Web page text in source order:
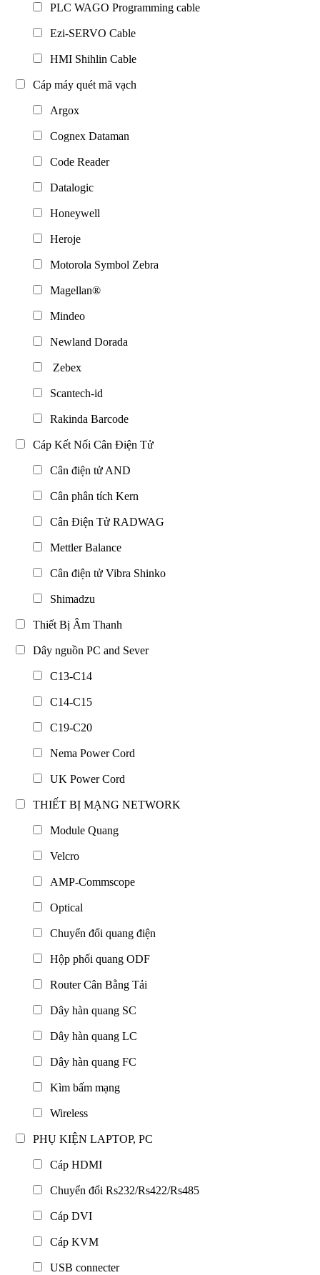
PLC WAGO Programming cable
Ezi-SERVO Cable
HMI Shihlin Cable
Cáp máy quét mã vạch
Argox
Cognex Dataman
Code Reader
Datalogic
Honeywell
Heroje
Motorola Symbol Zebra
Magellan®
Mindeo
Newland Dorada
Zebex
Scantech-id
Rakinda Barcode
Cáp Kết Nối Cân Điện Tử
Cân điện tử AND
Cân phân tích Kern
Cân Điện Tử RADWAG
Mettler Balance
Cân điện tử Vibra Shinko
Shimadzu
Thiết Bị Âm Thanh
Dây nguồn PC and Sever
C13-C14
C14-C15
C19-C20
Nema Power Cord
UK Power Cord
THIẾT BỊ MẠNG NETWORK
Module Quang
Velcro
AMP-Commscope
Optical
Chuyển đổi quang điện
Hộp phối quang ODF
Router Cân Bằng Tải
Dây hàn quang SC
Dây hàn quang LC
Dây hàn quang FC
Kìm bấm mạng
Wireless
PHỤ KIỆN LAPTOP, PC
Cáp HDMI
Chuyển đổi Rs232/Rs422/Rs485
Cáp DVI
Cáp KVM
USB connecter